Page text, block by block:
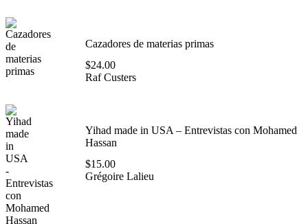
Cazadores de materias primas
$24.00
Raf Custers
Yihad made in USA – Entrevistas con Mohamed
Hassan
$15.00
Grégoire Lalieu